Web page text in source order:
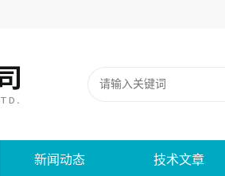
新闻动态 技术文章